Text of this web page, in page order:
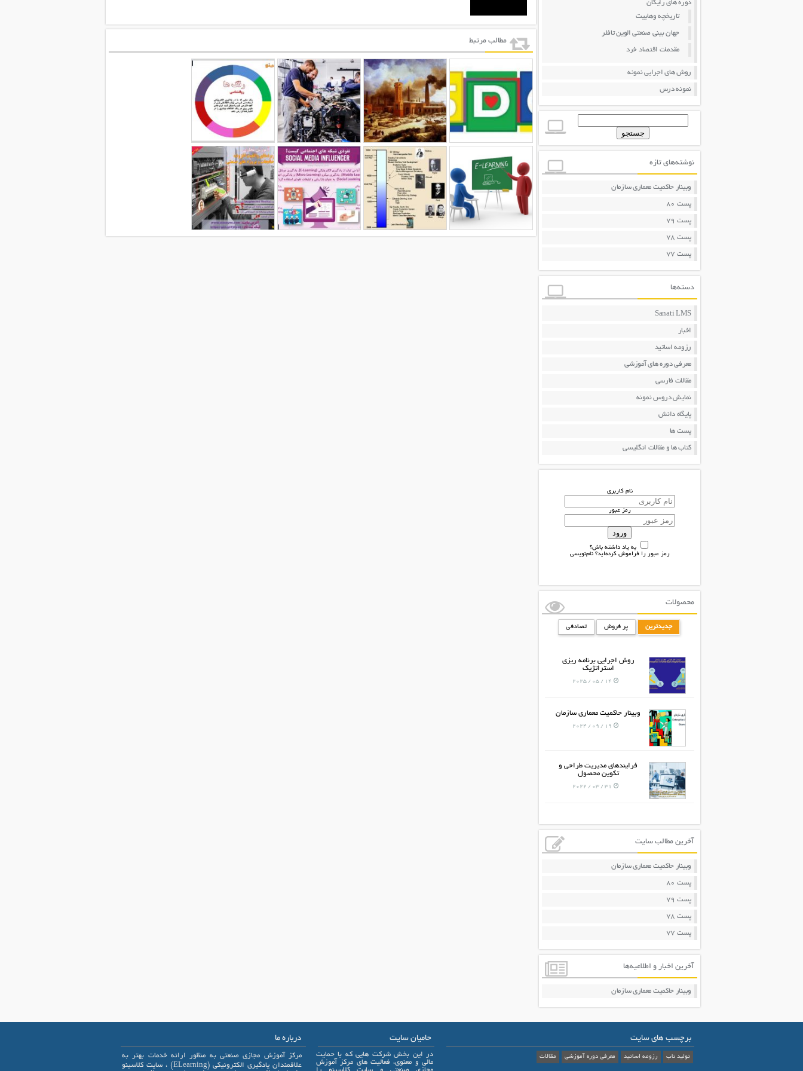
دوره های رایگان
تاریخچه وهابیت
جهان بینی صنعتی الوین تافلر
مقدمات اقتصاد خرد
روش های اجرایی نمونه
نمونه درس
جستجو
نوشته‌های تازه
وبینار حاکمیت معماری سازمان
پست 80
پست 79
پست 78
پست 77
دسته‌ها
Sanati LMS
اخبار
رزومه اساتید
معرفی دوره های آموزشی
مقالات فارسی
نمایش دروس نمونه
پایگاه دانش
پست ها
کتاب ها و مقالات انگلیسی
نام کاربری
رمز عبور
به یاد داشته باش؟
رمز عبور را فراموش کرده‌اید؟ نام‌نویسی
محصولات
جدیدترین پر فروش تصادفی
روش اجرایی برنامه ریزی
استراتژیک
14 / 05 / 2025
وبینار حاکمیت معماری سازمان
19 / 09 / 2024
فرایندهای مدیریت طراحی و
تکوین محصول
31 / 03 / 2022
آخرین مطالب سایت
وبینار حاکمیت معماری سازمان
پست 80
پست 79
پست 78
پست 77
آخرین اخبار و اطلاعیه‌ها
وبینار حاکمیت معماری سازمان
مطالب مرتبط
برچسب های سایت
تولید ناب رزومه اساتید معرفی دوره آموزشی مقالات
حامیان سایت
در این بخش شرکت هایی که با حمایت
مالی و معنوی، فعالیت های مرکز آموزش
درباره ما
مرکز آموزش مجازی صنعتی به منظور ارائه خدمات بهتر به
علاقمندان یادگیری الکترونیکی (ELearning) ، سایت کلاسینو